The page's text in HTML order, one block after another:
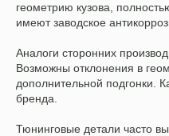
геометрию кузова,
имеют заводское
Аналоги сторонних
Возможны отклонения в
дополнительной подгонки.
бренда.
Тюнинговые детали часто